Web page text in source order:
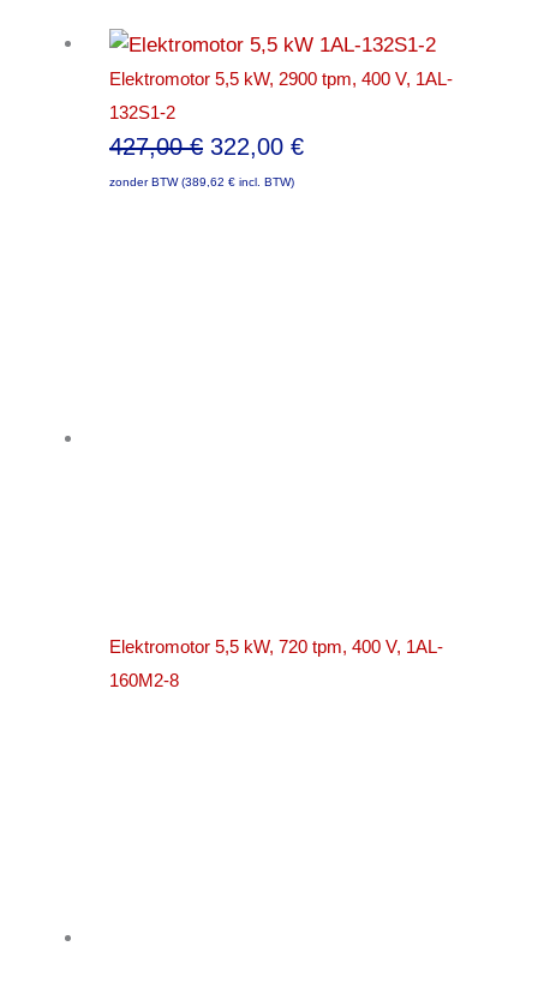
Elektromotor 5,5 kW, 2900 tpm, 400 V, 1AL-
132S1-2
427,00€ Oorspronkelijke
prijs
322,00 €Huidige
zonder BTW (389,62 € incl. BTW)
Elektromotor 5,5 kW, 720 tpm, 400 V, 1AL-
160M2-8